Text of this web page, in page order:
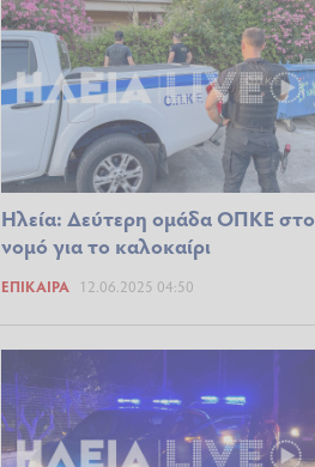
Ηλεία: Δεύτερη ομάδα ΟΠΚΕ στο
νομό για το καλοκαίρι
ΕΠΊΚΑΙΡΑ 12.06.2025 04:50